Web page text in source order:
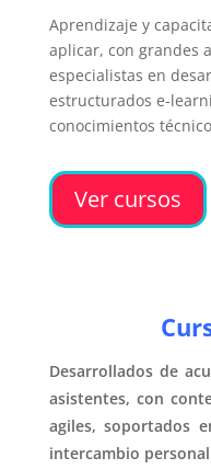
Aprendizaje y
aplicar, con grandes
especialistas en
estructurados e-
conocimientos
Ver cursos
Desarrollados de
asistentes, con
agiles, soportados
intercambio